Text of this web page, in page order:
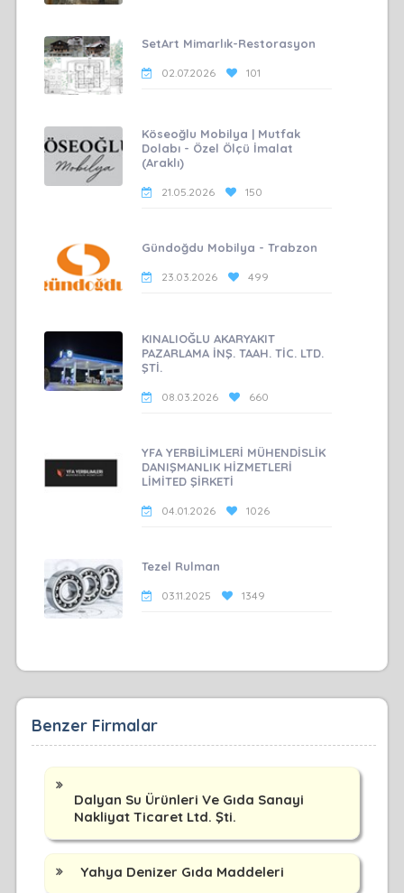
SetArt Mimarlık-Restorasyon
02.07.2026 101
Köseoğlu Mobilya | Mutfak
Dolabı - Özel Ölçü İmalat
(Araklı)
21.05.2026 150
Gündoğdu Mobilya - Trabzon
23.03.2026 499
KINALIOĞLU AKARYAKIT
PAZARLAMA İNŞ. TAAH. TİC. LTD.
ŞTİ.
08.03.2026 660
YFA YERBİLİMLERİ MÜHENDİSLİK
DANIŞMANLIK HİZMETLERİ
LİMİTED ŞİRKETİ
04.01.2026 1026
Tezel Rulman
03.11.2025 1349
Benzer Firmalar
Dalyan Su Ürünleri Ve Gıda Sanayi
Nakliyat Ticaret Ltd. Şti.
Yahya Denizer Gıda Maddeleri